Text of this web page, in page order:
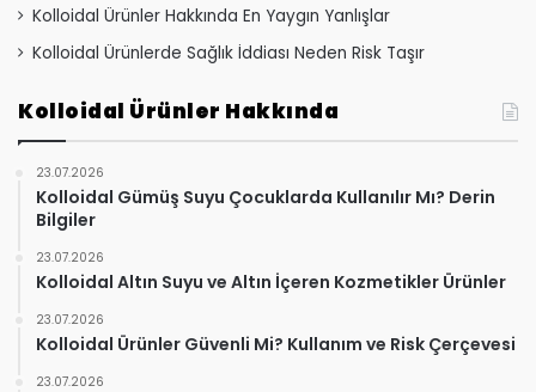
Kolloidal Ürünler Hakkında En Yaygın Yanlışlar
Kolloidal Ürünlerde Sağlık İddiası Neden Risk Taşır
Kolloidal Ürünler Hakkında
23.07.2026
Kolloidal Gümüş Suyu Çocuklarda Kullanılır Mı? Derin
Bilgiler
23.07.2026
Kolloidal Altın Suyu ve Altın İçeren Kozmetikler Ürünler
23.07.2026
Kolloidal Ürünler Güvenli Mi? Kullanım ve Risk Çerçevesi
23.07.2026